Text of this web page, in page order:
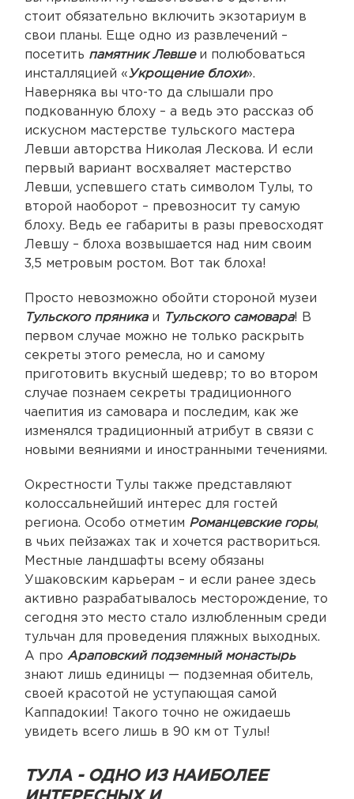
стоит обязательно включить экзотариум в
свои планы. Еще одно из развлечений –
посетить памятник Левшеи полюбоваться
инсталляцией « Укрощение блохи».
Наверняка вы что-то да слышали про
подкованную блоху – а ведь это рассказ об
искусном мастерстве тульского мастера
Левши авторства Николая Лескова. И если
первый вариант восхваляет мастерство
Левши, успевшего стать символом Тулы, то
второй наоборот – превозносит ту самую
блоху. Ведь ее габариты в разы превосходят
Левшу – блоха возвышается над ним своим
3,5 метровым ростом. Вот так блоха!
Просто невозможно обойти стороной музеи
Тульского пряника и Тульского самовара! В
первом случае можно не только раскрыть
секреты этого ремесла, но и самому
приготовить вкусный шедевр; то во втором
случае познаем секреты традиционного
чаепития из самовара и последим, как же
изменялся традиционный атрибут в связи с
новыми веяниями и иностранными течениями.
Окрестности Тулы также представляют
колоссальнейший интерес для гостей
региона. Особо отметим Романцевские горы,
в чьих пейзажах так и хочется раствориться.
Местные ландшафты всему обязаны
Ушаковским карьерам – и если ранее здесь
активно разрабатывалось месторождение, то
сегодня это место стало излюбленным среди
тульчан для проведения пляжных выходных.
А про Араповский подземный монастырь
знают лишь единицы — подземная обитель,
своей красотой не уступающая самой
Каппадокии! Такого точно не ожидаешь
увидеть всего лишь в 90 км от Тулы!
ТУЛА - ОДНО ИЗ НАИБОЛЕЕ